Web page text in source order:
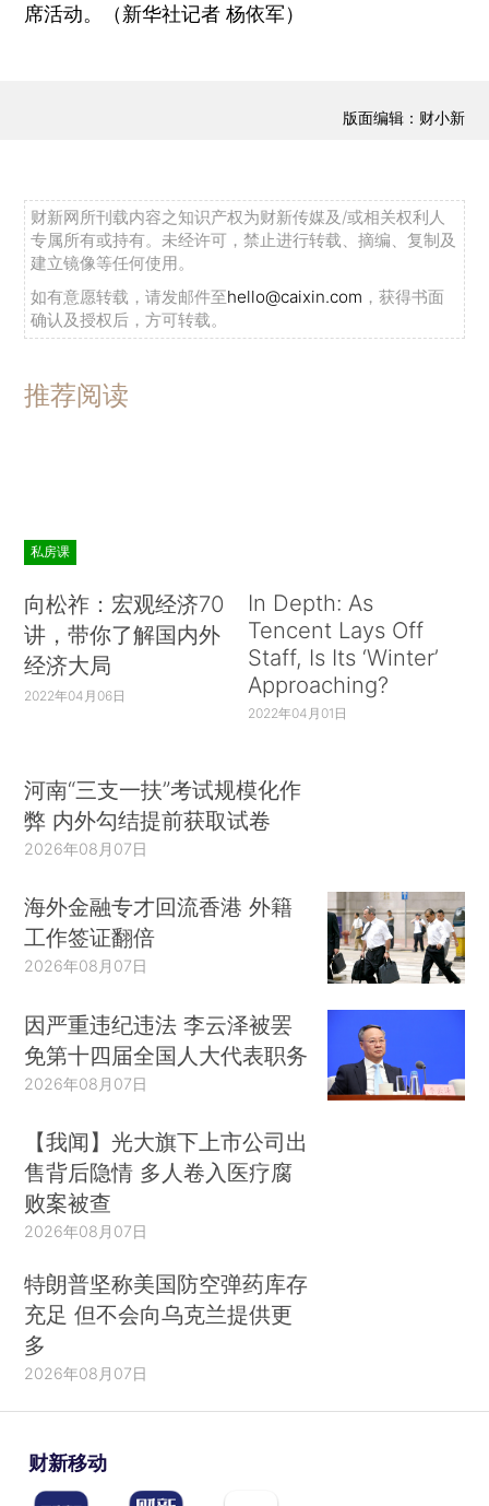
席活动。（新华社记者 杨依军）
版面编辑：财小新
财新网所刊载内容之知识产权为财新传媒及/或相关权利人
专属所有或持有。未经许可，禁止进行转载、摘编、复制及
建立镜像等任何使用。
如有意愿转载，请发邮件至hello@caixin.com ，获得书面
确认及授权后，方可转载。
推荐阅读
私房课
向松祚：宏观经济70
讲，带你了解国内外
经济大局
2022年04月06日
In Depth: As
Tencent Lays Off
Staff, Is Its ‘Winter’
Approaching?
2022年04月01日
河南“三支一扶”考试规模化作
弊 内外勾结提前获取试卷
2026年08月07日
海外金融专才回流香港 外籍
工作签证翻倍
2026年08月07日
因严重违纪违法 李云泽被罢
免第十四届全国人大代表职务
2026年08月07日
【我闻】光大旗下上市公司出
售背后隐情 多人卷入医疗腐
败案被查
2026年08月07日
特朗普坚称美国防空弹药库存
充足 但不会向乌克兰提供更
多
2026年08月07日
财新移动